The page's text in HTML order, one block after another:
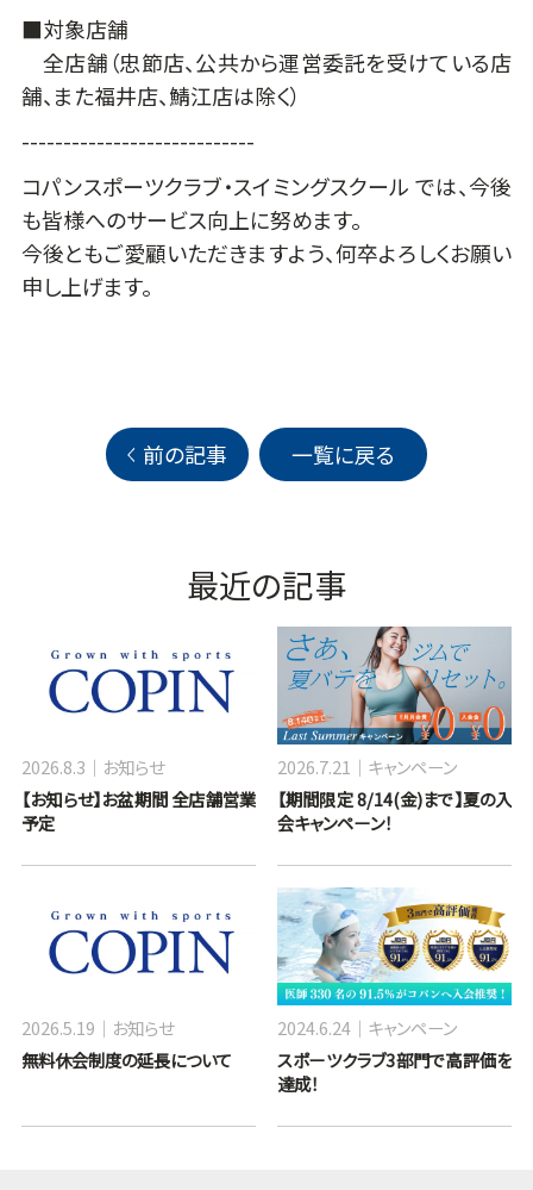
■対象店舗
全店舗（忠節店、公共から運営委託を受けている店
舗、また福井店、鯖江店は除く）
----------------------------
コパンスポーツクラブ・スイミングスクール では、今後
も皆様へのサービス向上に努めます。
今後ともご愛顧いただきますよう、何卒よろしくお願い
申し上げます。
前の記事 一覧に戻る
最近の記事
【お知らせ】お盆期間 全店舗営業
予定
2026.8.3
お知らせ
【期間限定 8/14(金)まで】夏の入
会キャンペーン！
2026.7.21 キャンペーン
無料休会制度の延長について
2026.5.19
お知らせ
スポーツクラブ3部門で高評価を
達成！
2024.6.24 キャンペーン